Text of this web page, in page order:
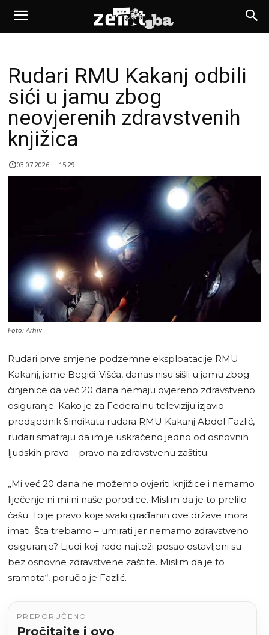
Rudari RMU Kakanj odbili
sići u jamu zbog
neovjerenih zdravstvenih
knjižica
03.07.2026. | 15:29
Foto: Arhiv
Rudari prve smjene podzemne eksploatacije RMU
Kakanj, jame Begići-Višća, danas nisu sišli u jamu zbog
činjenice da već 20 dana nemaju ovjereno zdravstveno
osiguranje. Kako je za Federalnu televiziju izjavio
predsjednik Sindikata rudara RMU Kakanj Abdel Fazlić,
rudari smatraju da im je uskraćeno jedno od osnovnih
ljudskih prava – pravo na zdravstvenu zaštitu.
„Mi već 20 dana ne možemo ovjeriti knjižice i nemamo
liječenje ni mi ni naše porodice. Mislim da je to prelilo
čašu. To je pravo koje svaki građanin ove države mora
imati. Šta trebamo – umirati jer nemamo zdravstveno
osiguranje? Ljudi koji rade najteži posao ostavljeni su
bez osnovne zdravstvene zaštite. Mislim da je to
sramota“, poručio je Fazlić.
PREPORUČENO
Pročitajte i ovo